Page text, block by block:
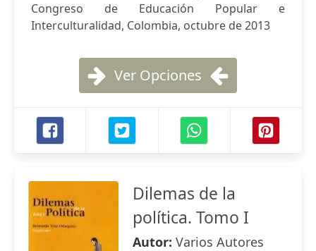
Congreso de Educación Popular e
Interculturalidad, Colombia, octubre de 2013
Ver Opciones
Dilemas de la
política. Tomo I
Autor: Varios Autores